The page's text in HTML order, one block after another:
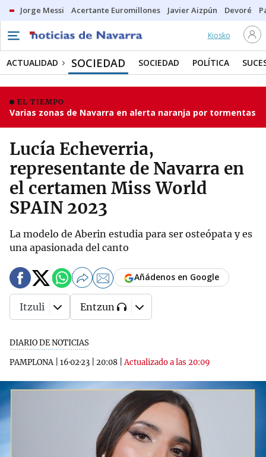
Jorge Messi Acertante Euromillones Javier Aizpún Devoré
Kiosko
ACTUALIDAD SOCIEDAD SOCIEDAD POLÍTICA
EL TIEMPO
Varias zonas de Navarra en alerta naranja por tormentas
Lucía Echeverria,
representante de Navarra en
el certamen Miss World
SPAIN 2023
La modelo de Aberin estudia para ser osteópata y es
una apasionada del canto
DIARIO DE NOTICIAS
PAMPLONA| 16·02·23 20:08 |Actualizado a las 20:09
Añádenos en Google
Itzuli Entzun